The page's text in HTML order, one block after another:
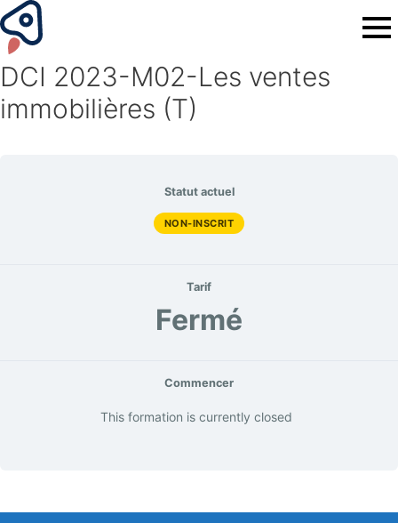
DCI 2023-M02-Les ventes
immobilières (T)
Statut actuel
NON-INSCRIT
Tarif
Fermé
Commencer
This formation is currently closed